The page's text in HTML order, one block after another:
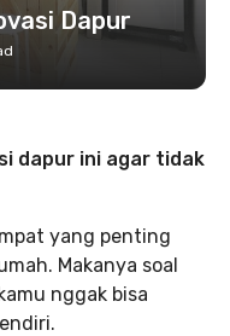
Dapur
dapur ini agar tidak
yang penting
Makanya soal
nggak bisa